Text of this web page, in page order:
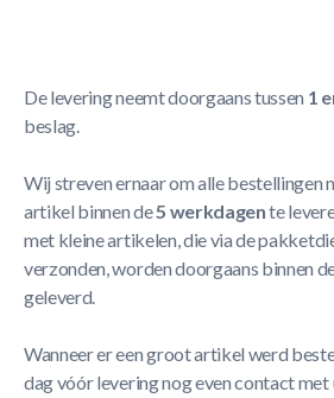
De levering neemt doorgaans tussen 1
beslag.
Wij streven ernaar om alle bestellingen
artikel binnen de5 werkdagente
met kleine artikelen, die via de
verzonden, worden doorgaans binnen
geleverd.
Wanneer er een groot artikel werd
dag vóór levering nog even contact met